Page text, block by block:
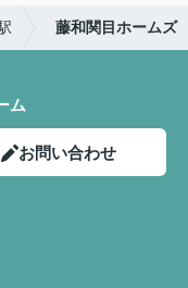
藤和関目ホームズ
ム
お問い合わせ